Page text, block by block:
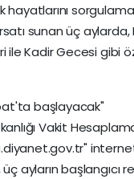
hayatlarını
sunan üç aylarda,
ile Kadir Gecesi gibi
başlayacak"
Vakit
ayların başlangıcı